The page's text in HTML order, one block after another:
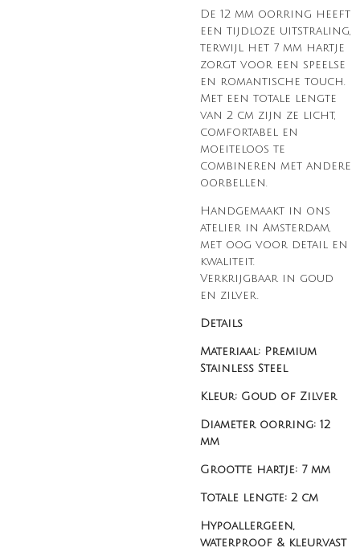
De 12 mm oorring heeft
een tijdloze uitstraling,
terwijl het 7 mm hartje
zorgt voor een speelse
en romantische touch.
Met een totale lengte
van 2 cm zijn ze licht,
comfortabel en
moeiteloos te
combineren met andere
oorbellen.
Handgemaakt in ons
atelier in Amsterdam,
met oog voor detail en
kwaliteit.
Verkrijgbaar in goud
en zilver.
Details
Materiaal: Premium
Stainless Steel
Kleur: Goud of Zilver
Diameter oorring: 12
mm
Grootte hartje: 7 mm
Totale lengte: 2 cm
Hypoallergeen,
waterproof & kleurvast